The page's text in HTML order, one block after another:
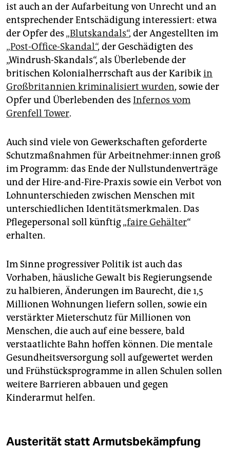
ist auch an der Aufarbeitung von Unrecht und an
entsprechender Entschädigung interessiert: etwa
der Opfer des „Blut­skandals“, der Angestellten im
„Post-Office-Skandal“, der Geschädigten des
„Windrush-Skandals“, als Überlebende der
britischen Kolonialherrschaft aus der Karibikin
Großbritannien kriminalisiert wurden, sowie der
Opfer und Überlebenden des Infernos vom
Grenfell Tower.
Auch sind viele von Gewerkschaften geforderte
Schutzmaßnahmen für Ar­beit­neh­me­r:in­nen groß
im Programm: das Ende der Nullstundenverträge
und der Hire-and-Fire-Praxis sowie ein Verbot von
Lohnunterschieden zwischen Menschen mit
unterschiedlichen Identitätsmerkmalen. Das
Pflegepersonal soll künftig „faire Gehälter“
erhalten.
Im Sinne progressiver Politik ist auch das
Vorhaben, häusliche Gewalt bis Regierungsende
zu halbieren, Änderungen im Baurecht, die 1,5
Millionen Wohnungen liefern sollen, sowie ein
verstärkter Mieterschutz für Millionen von
Menschen, die auch auf eine bessere, bald
verstaatlichte Bahn hoffen können. Die mentale
Gesundheitsversorgung soll aufgewertet werden
und Frühstücksprogramme in allen Schulen sollen
weitere Barrieren abbauen und gegen
Kinderarmut helfen.
Austerität statt Armutsbekämpfung